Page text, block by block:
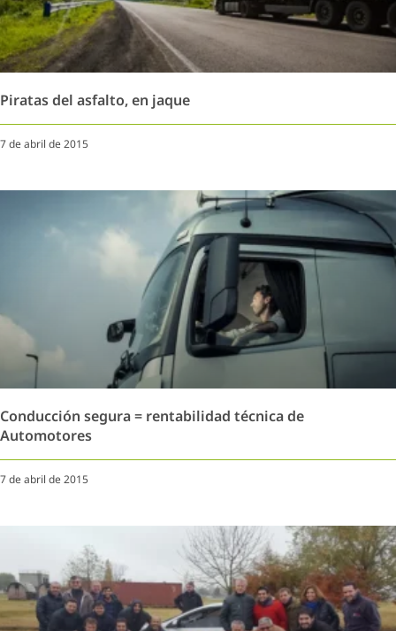
Piratas del asfalto, en jaque
7 de abril de 2015
Conducción segura = rentabilidad técnica de
Automotores
7 de abril de 2015